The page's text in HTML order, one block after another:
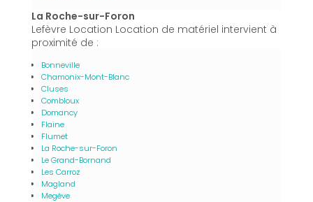
La Roche-sur-Foron
Lefèvre Location Location de matériel intervient à
proximité de :
Bonneville
Chamonix-Mont-Blanc
Cluses
Combloux
Domancy
Flaine
Flumet
La Roche-sur-Foron
Le Grand-Bornand
Les Carroz
Magland
Megève